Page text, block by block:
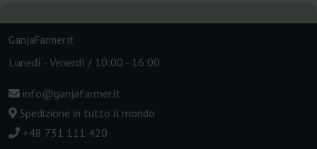
GanjaFarmer.it
Lunedì - Venerdì / 10:00 - 16:00
info@ganjafarmer.it
Spedizione in tutto il mondo
+48 731 111 420